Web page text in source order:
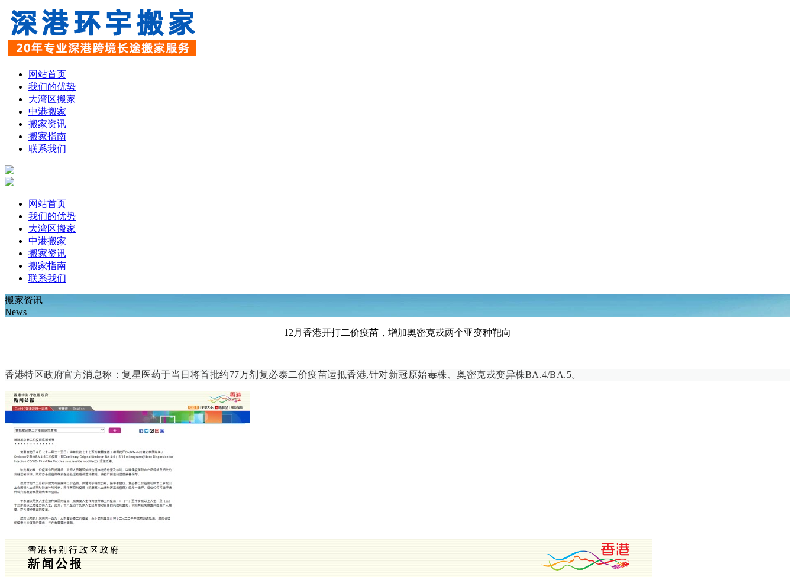
网站首页
我们的优势
大湾区搬家
中港搬家
搬家资讯
搬家指南
联系我们
网站首页
我们的优势
大湾区搬家
中港搬家
搬家资讯
搬家指南
联系我们
搬家资讯
News
12月香港开打二价疫苗，增加奥密克戎两个亚变种靶向
香港特区政府官方消息称：复星医药于当日将首批约77万剂 复必泰二价疫苗运抵香港,针对新冠原始毒株、奥密克戎变异株BA.4/BA.5。